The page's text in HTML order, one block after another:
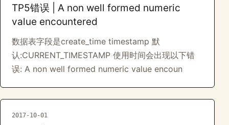
TP5错误 | A non well formed numeric
value encountered
数据表字段是create_time timestamp 默
认:CURRENT_TIMESTAMP 使用时间会出现以下错
误: A non well formed numeric value encoun
2017-10-01